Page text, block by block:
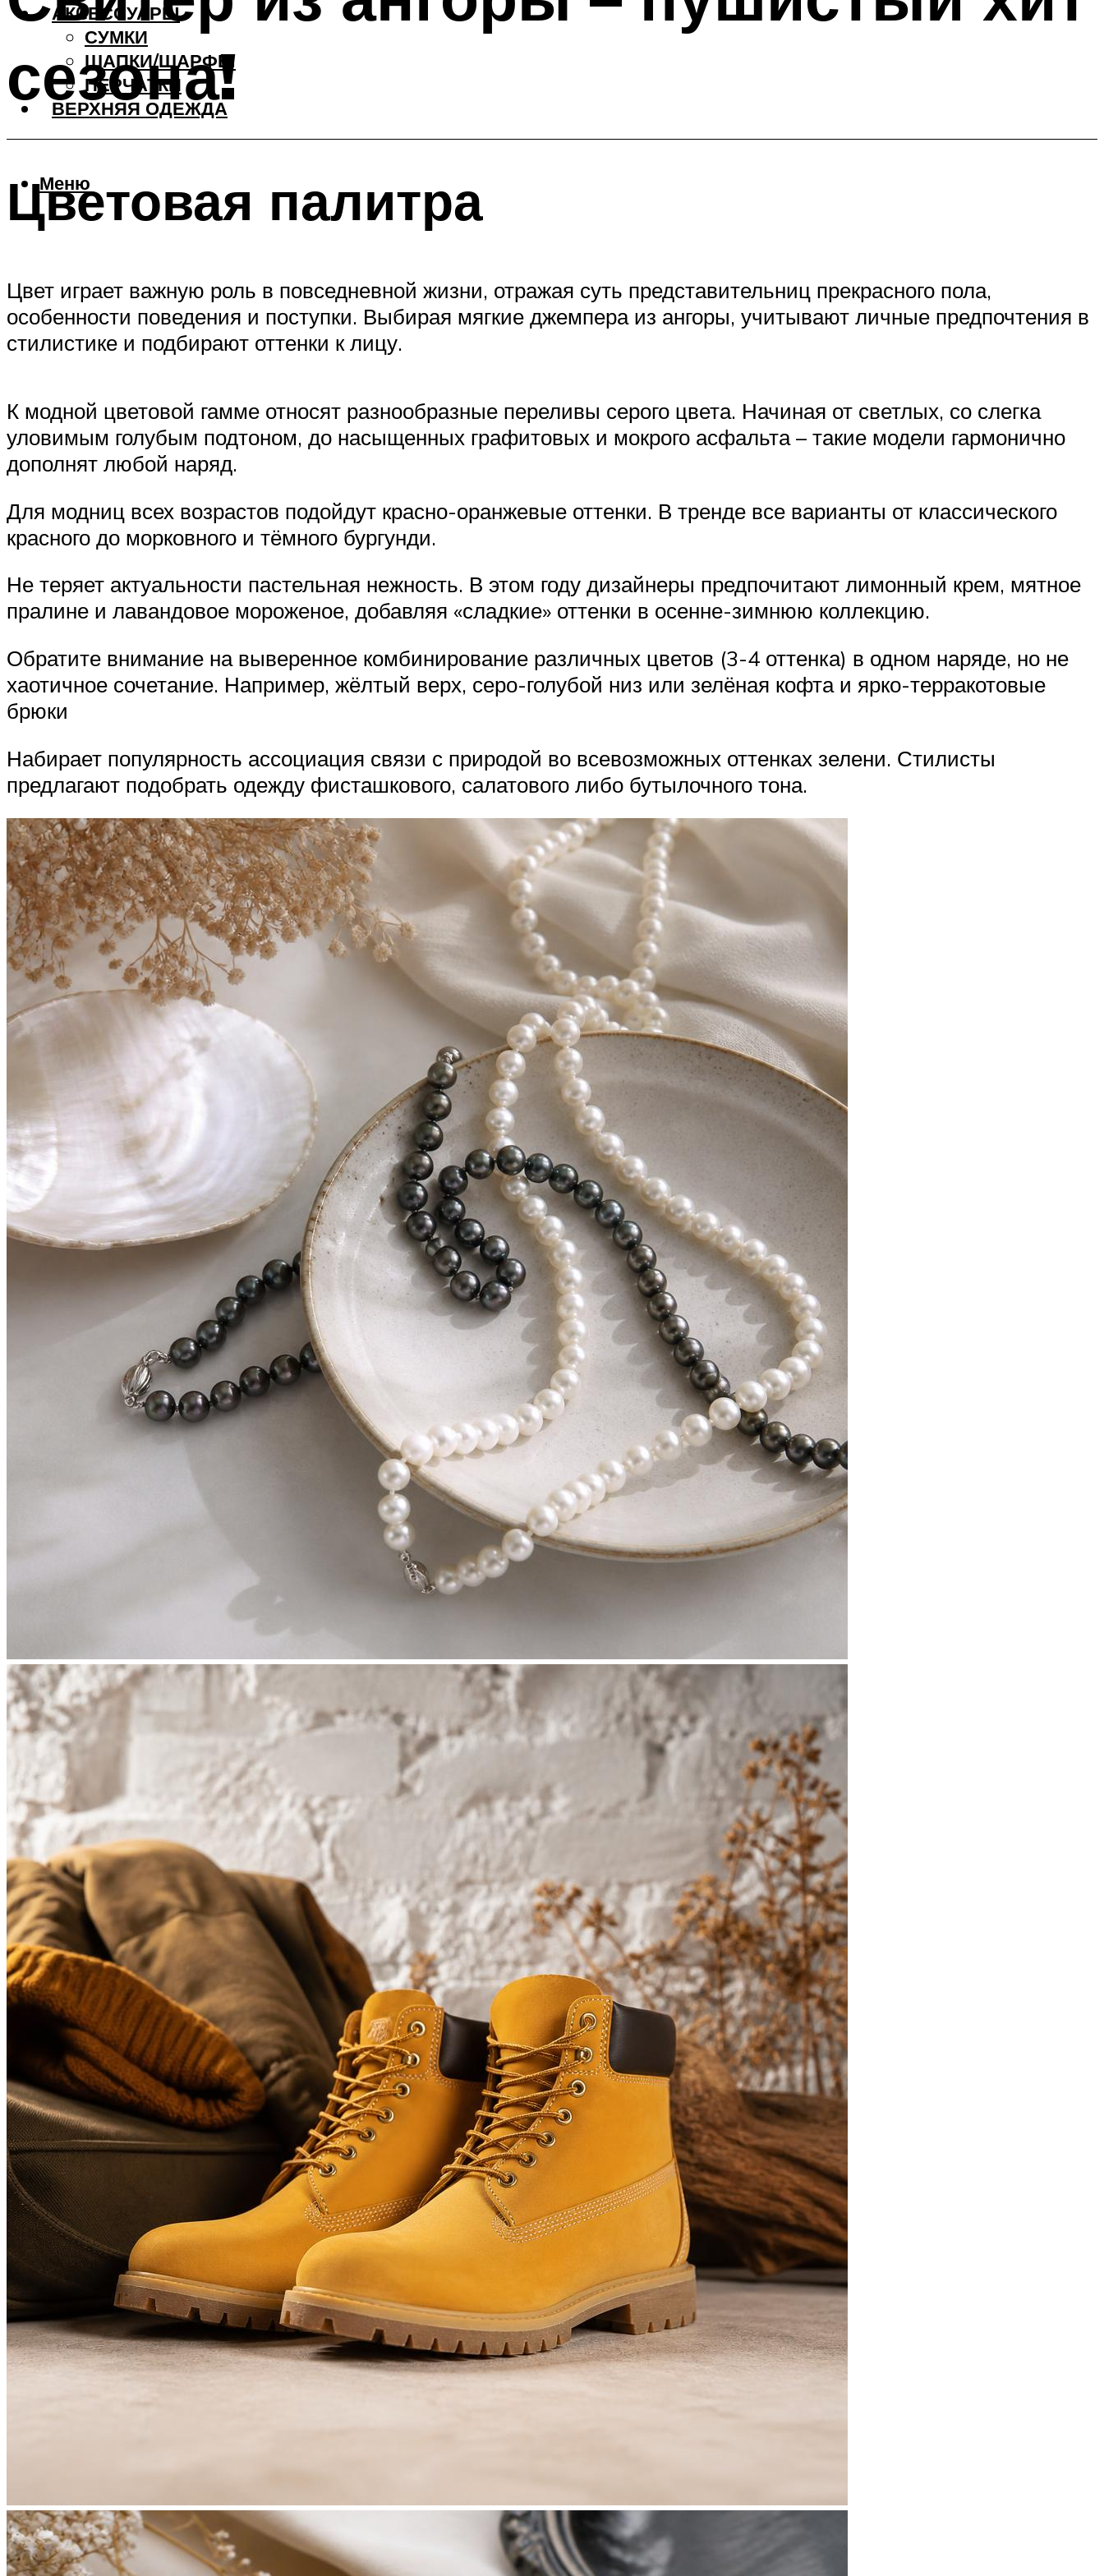
АКCЕССУАРЫ
СУМКИ
ШАПКИ/ШАРФЫ
ПЕРЧАТКИ
ВЕРХНЯЯ ОДЕЖДА
Меню
сезона!
Цветовая палитра
Цвет играет важную роль в повседневной жизни, отражая суть представительниц прекрасного пола,
особенности поведения и поступки. Выбирая мягкие джемпера из ангоры, учитывают личные предпочтения в
стилистике и подбирают оттенки к лицу.
К модной цветовой гамме относят разнообразные переливы серого цвета. Начиная от светлых, со слегка
уловимым голубым подтоном, до насыщенных графитовых и мокрого асфальта – такие модели гармонично
дополнят любой наряд.
Для модниц всех возрастов подойдут красно-оранжевые оттенки. В тренде все варианты от классического
красного до морковного и тёмного бургунди.
Не теряет актуальности пастельная нежность. В этом году дизайнеры предпочитают лимонный крем, мятное
пралине и лавандовое мороженое, добавляя «сладкие» оттенки в осенне-зимнюю коллекцию.
Обратите внимание на выверенное комбинирование различных цветов (3-4 оттенка) в одном наряде, но не
хаотичное сочетание. Например, жёлтый верх, серо-голубой низ или зелёная кофта и ярко-терракотовые
брюки
Набирает популярность ассоциация связи с природой во всевозможных оттенках зелени. Стилисты
предлагают подобрать одежду фисташкового, салатового либо бутылочного тона.